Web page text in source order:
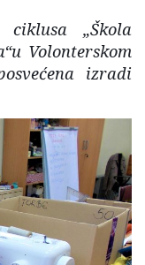
„Škola
Volonterskom
izradi